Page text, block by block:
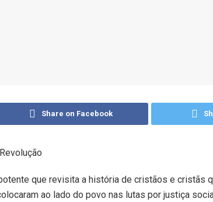
Share on Facebook
que revisita a história de cristãos e cristãs
ao lado do povo nas lutas por justiça